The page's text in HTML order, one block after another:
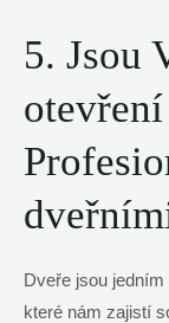
5. Jsou
Dveře jsou
které nám zajistí